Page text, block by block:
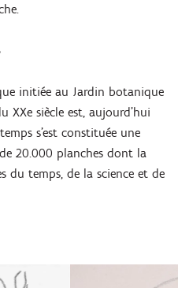
initiée au Jardin botanique
XXe siècle est, aujourd’hui
s’est constituée une
20.000 planches dont la
du temps, de la science et de
Zoom